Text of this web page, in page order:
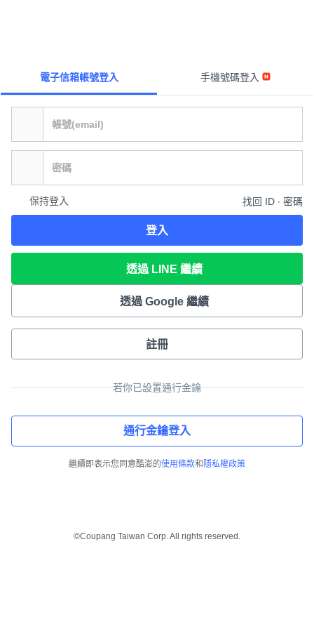
電子信箱帳號登入 手機號碼登入
保持登入 找回 ID ∙ 密碼
登入
透過 LINE 繼續
透過 Google 繼續
註冊
若你已設置通行金鑰
通行金鑰登入
繼續即表示您同意酷澎的使用條款和 隱私權政策
©Coupang Taiwan Corp. All rights reserved.